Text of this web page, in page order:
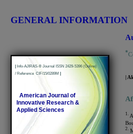
GENERAL INFORMATION
| Info-AJIRAS-® Journal ISSN 2429-5396 (Online)
/ Reference CIF/15/0289M |
American Journal of
Innovative Research &
Applied Sciences
*
|
1.
2.